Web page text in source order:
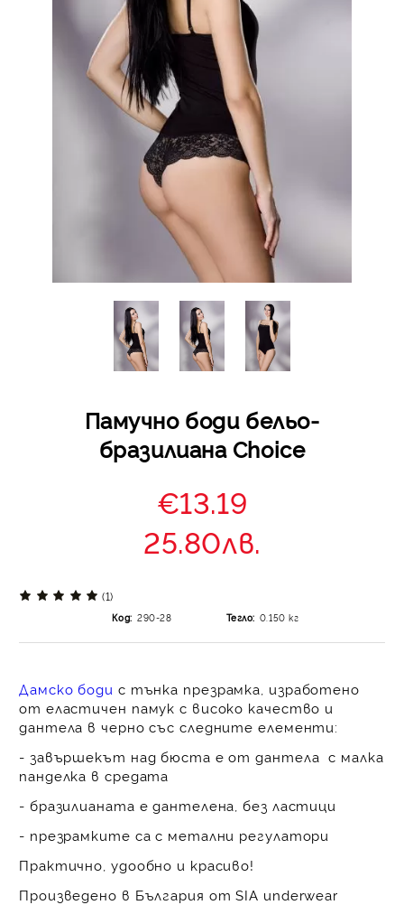
Памучно боди бельо-
бразилиана Choice
€13.19
25.80лв.
(1)
Код: 290-28 Тегло: 0.150 кг
Дамско боди с тънка презрамка , изработено
от еластичен памук с високо качество и
дантела в черно със следните елементи:
- завършекът над бюста е от дантела с малка
панделка в средата
- бразилианата е дантелена, без ластици
- презрамките са с метални регулатори
Практично, удообно и красиво!
Произведено в България от SIA underwear